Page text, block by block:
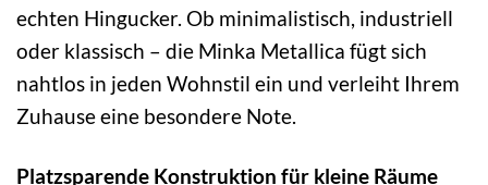
echten Hingucker. Ob minimalistisch, industriell
oder klassisch – die Minka Metallica fügt sich
nahtlos in jeden Wohnstil ein und verleiht Ihrem
Zuhause eine besondere Note.
Platzsparende Konstruktion für kleine Räume